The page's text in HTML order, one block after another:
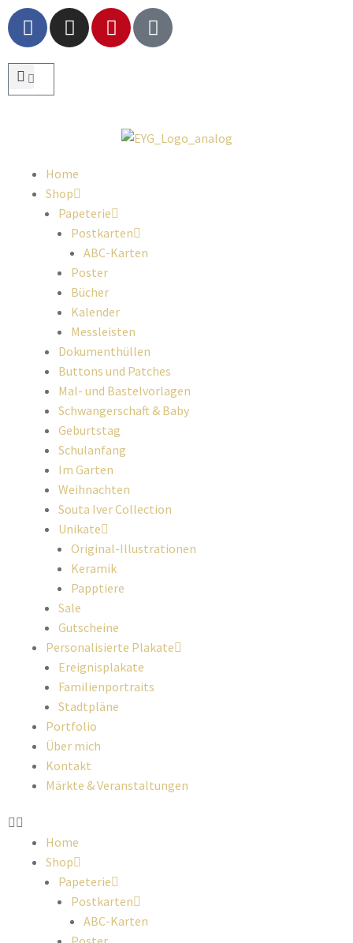
Home
Shop
Papeterie
Postkarten
ABC-Karten
Poster
Bücher
Kalender
Messleisten
Dokumenthüllen
Buttons und Patches
Mal- und Bastelvorlagen
Schwangerschaft & Baby
Geburtstag
Schulanfang
Im Garten
Weihnachten
Souta Iver Collection
Unikate
Original-Illustrationen
Keramik
Papptiere
Sale
Gutscheine
Personalisierte Plakate
Ereignisplakate
Familienportraits
Stadtpläne
Portfolio
Über mich
Kontakt
Märkte & Veranstaltungen
Home
Shop
Papeterie
Postkarten
ABC-Karten